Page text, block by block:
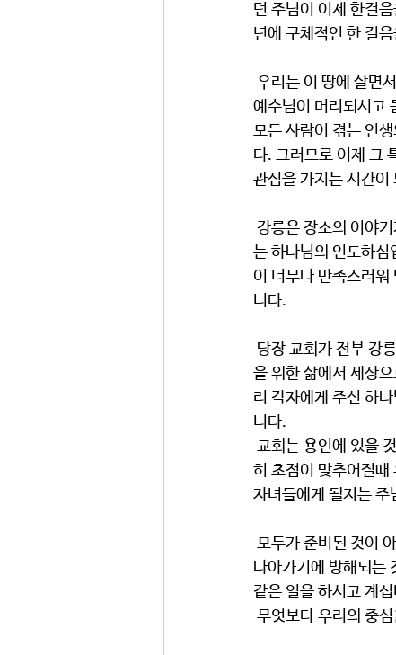
던 주님이 이제 한걸
년에 구체적인 한 걸
예수님이 머리되시고
모든 사람이 겪는 인
다. 그러므로 이제 그
관심을 가지는 시간이
는 하나님의 인도하심
이 너무나 만족스러워
니다.
을 위한 삶에서 세상
리 각자에게 주신 하
니다.
히 초점이 맞추어질
자녀들에게 될지는 주
나아가기에 방해되는
같은 일을 하시고 계
무엇보다 우리의 중